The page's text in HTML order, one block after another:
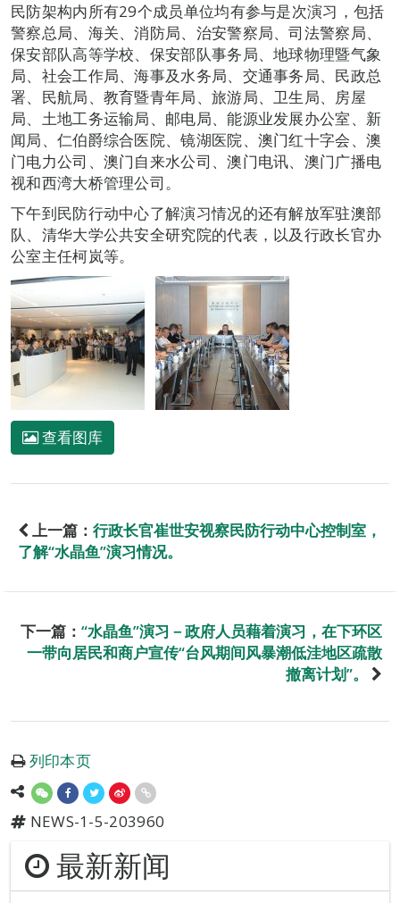
民防架构内所有29个成员单位均有参与是次演习，包括
警察总局、海关、消防局、治安警察局、司法警察局、
保安部队高等学校、保安部队事务局、地球物理暨气象
局、社会工作局、海事及水务局、交通事务局、民政总
署、民航局、教育暨青年局、旅游局、卫生局、房屋
局、土地工务运输局、邮电局、能源业发展办公室、新
闻局、仁伯爵综合医院、镜湖医院、澳门红十字会、澳
门电力公司、澳门自来水公司、澳门电讯、澳门广播电
视和西湾大桥管理公司。
下午到民防行动中心了解演习情况的还有解放军驻澳部
队、清华大学公共安全研究院的代表，以及行政长官办
公室主任柯岚等。
查看图库
上一篇： 行政长官崔世安视察民防行动中心控制室，
了解“水晶鱼”演习情况。
下一篇： “水晶鱼”演习－政府人员藉着演习，在下环区
一带向居民和商户宣传“台风期间风暴潮低洼地区疏散
撤离计划”。
列印本页
NEWS-1-5-203960
最新新闻